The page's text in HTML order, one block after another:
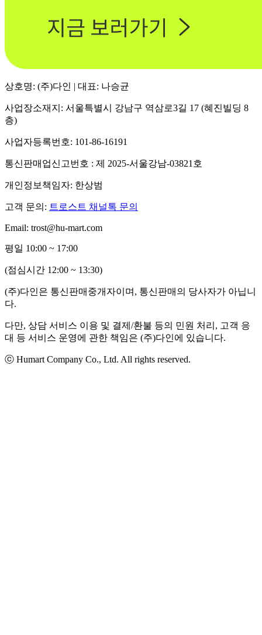
상호명: (주)다인 | 대표: 나승균
사업장소재지: 서울특별시 강남구 역삼로3길 17 (혜진빌딩 8
층)
사업자등록번호: 101-86-16191
통신판매업신고번호 : 제 2025-서울강남-03821호
개인정보책임자: 한상범
고객 문의: 트로스트 채널톡 문의
Email: trost@hu-mart.com
평일 10:00 ~ 17:00
(점심시간 12:00 ~ 13:30)
(주)다인은 통신판매중개자이며, 통신판매의 당사자가 아닙니
다.
다만, 상담 서비스 이용 및 결제/환불 등의 민원 처리, 고객 응
대 등 서비스 운영에 관한 책임은 (주)다인에 있습니다.
ⓒ Humart Company Co., Ltd. All rights reserved.